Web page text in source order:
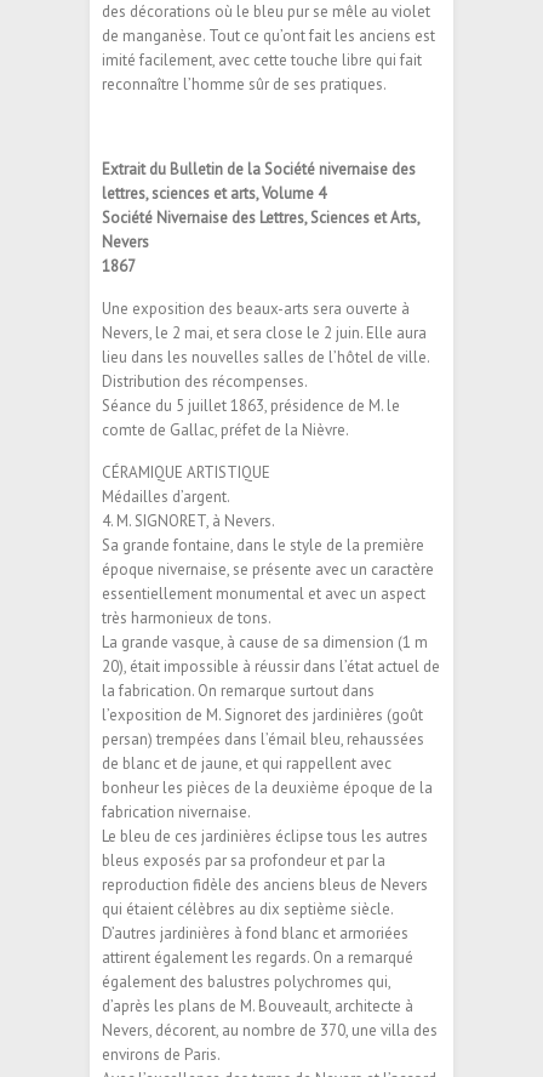
des décorations où le bleu pur se mêle au violet
de manganèse. Tout ce qu’ont fait les anciens est
imité facilement, avec cette touche libre qui fait
reconnaître l’homme sûr de ses pratiques.
Extrait du Bulletin de la Société nivernaise des
lettres, sciences et arts, Volume 4
Société Nivernaise des Lettres, Sciences et Arts,
Nevers
1867
Une exposition des beaux-arts sera ouverte à
Nevers, le 2 mai, et sera close le 2 juin. Elle aura
lieu dans les nouvelles salles de l’hôtel de ville.
Distribution des récompenses.
Séance du 5 juillet 1863, présidence de M. le
comte de Gallac, préfet de la Nièvre.
CÉRAMIQUE ARTISTIQUE
Médailles d’argent.
4. M. SIGNORET, à Nevers.
Sa grande fontaine, dans le style de la première
époque nivernaise, se présente avec un caractère
essentiellement monumental et avec un aspect
très harmonieux de tons.
La grande vasque, à cause de sa dimension (1 m
20), était impossible à réussir dans l’état actuel de
la fabrication. On remarque surtout dans
l’exposition de M. Signoret des jardinières (goût
persan) trempées dans l’émail bleu, rehaussées
de blanc et de jaune, et qui rappellent avec
bonheur les pièces de la deuxième époque de la
fabrication nivernaise.
Le bleu de ces jardinières éclipse tous les autres
bleus exposés par sa profondeur et par la
reproduction fidèle des anciens bleus de Nevers
qui étaient célèbres au dix septième siècle.
D’autres jardinières à fond blanc et armoriées
attirent également les regards. On a remarqué
également des balustres polychromes qui,
d’après les plans de M. Bouveault, architecte à
Nevers, décorent, au nombre de 370, une villa des
environs de Paris.